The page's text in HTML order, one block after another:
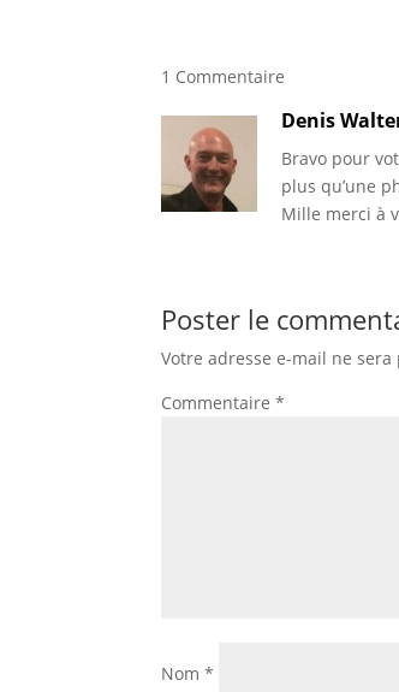
1 Commentaire
Denis
Bravo pour
plus qu’une
Mille merci à
Poster le
Votre adresse e-mail ne sera
Commentaire*
Nom*